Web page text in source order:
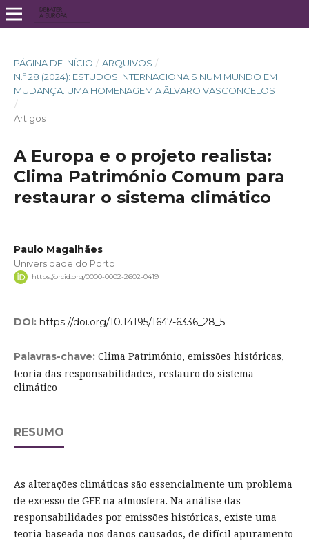
PÁGINA DE INÍCIO / ARQUIVOS /
N.º 28 (2024): ESTUDOS INTERNACIONAIS NUM MUNDO EM
MUDANÇA. UMA HOMENAGEM A ÃLVARO VASCONCELOS
/
Artigos
A Europa e o projeto realista:
Clima Património Comum para
restaurar o sistema climático
Paulo Magalhães
Universidade do Porto
https://orcid.org/0000-0002-2602-0419
DOI: https://doi.org/10.14195/1647-6336_28_5
Palavras-chave: Clima Património, emissões históricas,
teoria das responsabilidades, restauro do sistema
climático
RESUMO
As alterações climáticas são essencialmente um problema
de excesso de GEE na atmosfera. Na análise das
responsabilidades por emissões históricas, existe uma
teoria baseada nos danos causados, de difícil apuramento